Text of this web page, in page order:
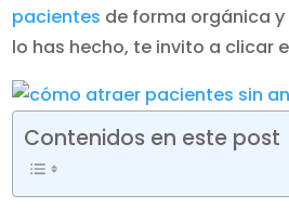
pacientes de forma orgánica y
lo has hecho, te invito a clicar
Contenidos en este post